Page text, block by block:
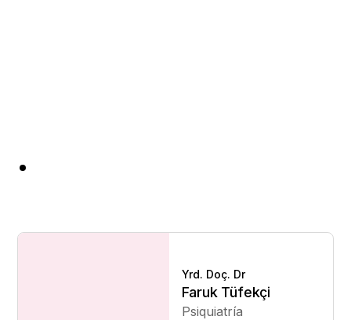
Yrd. Doç. Dr
Faruk Tüfekçi
Psiquiatría